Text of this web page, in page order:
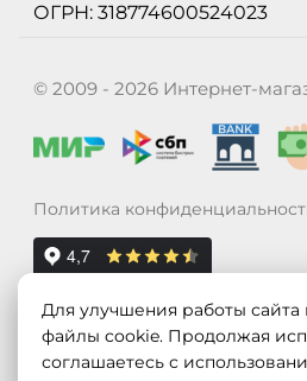
ОГРН: 318774600524023
© 2009 - 2026 Интернет-
Политика
Для улучшения работы
файлы cookie. Продолжая
соглашаетесь с